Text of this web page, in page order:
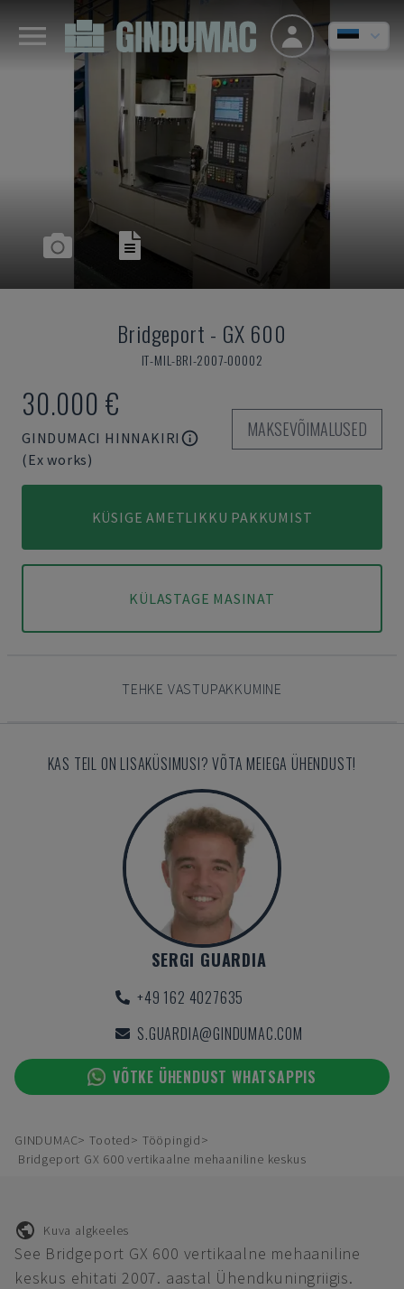
Bridgeport - GX 600
IT-MIL-BRI-2007-00002
30.000 €
GINDUMACI HINNAKIRI
(Ex works)
MAKSEVÕIMALUSED
KÜSIGE AMETLIKKU PAKKUMIST
KÜLASTAGE MASINAT
TEHKE VASTUPAKKUMINE
KAS TEIL ON LISAKÜSIMUSI? VÕTA MEIEGA ÜHENDUST!
SERGI GUARDIA
+49 162 4027635
S.GUARDIA@GINDUMAC.COM
VÕTKE ÜHENDUST WHATSAPPIS
GINDUMAC Tooted
Tööpingid
Bridgeport GX 600 vertikaalne mehaaniline keskus
Kuva algkeeles
See Bridgeport GX 600 vertikaalne mehaaniline
keskus ehitati 2007. aastal Ühendkuningriigis.